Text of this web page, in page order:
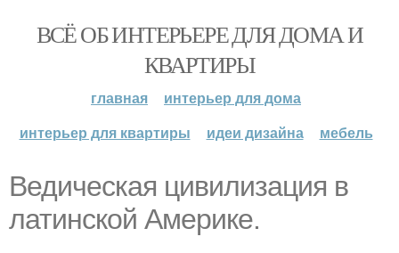
ВСЁ ОБ ИНТЕРЬЕРЕ ДЛЯ ДОМА И
КВАРТИРЫ
главная
интерьер для дома
интерьер для квартиры
идеи дизайна мебель
Ведическая цивилизация в
латинской Америке.